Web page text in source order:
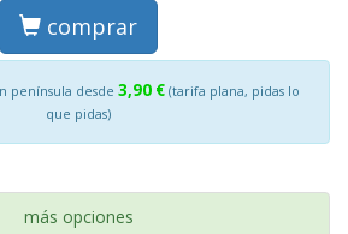
comprar
península desde 3,90 € (tarifa plana, pidas lo
que pidas)
más opciones